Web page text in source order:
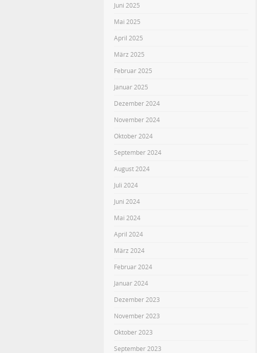
Juni 2025
Mai 2025
April 2025
März 2025
Februar 2025
Januar 2025
Dezember 2024
November 2024
Oktober 2024
September 2024
August 2024
Juli 2024
Juni 2024
Mai 2024
April 2024
März 2024
Februar 2024
Januar 2024
Dezember 2023
November 2023
Oktober 2023
September 2023